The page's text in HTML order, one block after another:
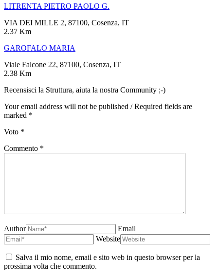
LITRENTA PIETRO PAOLO G.
VIA DEI MILLE 2, 87100, Cosenza, IT
2.37 Km
GAROFALO MARIA
Viale Falcone 22, 87100, Cosenza, IT
2.38 Km
Recensisci la Struttura, aiuta la nostra Community ;-)
Your email address will not be published / Required fields are
marked *
Voto *
Commento *
Author
Email
Website
Salva il mio nome, email e sito web in questo browser per la
prossima volta che commento.